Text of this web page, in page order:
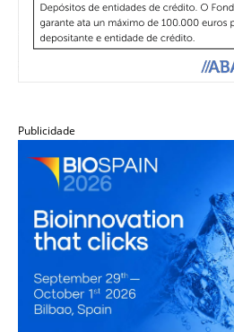
Publicidade